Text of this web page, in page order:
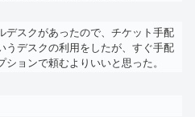
デスクがあったので、チケット手配
うデスクの利用をしたが、すぐ手配
ョンで頼むよりいいと思った。